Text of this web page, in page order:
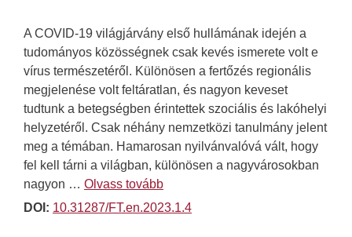
A COVID-19 világjárvány első hullámának idején a
tudományos közösségnek csak kevés ismerete volt e
vírus természetéről. Különösen a fertőzés regionális
megjelenése volt feltáratlan, és nagyon keveset
tudtunk a betegségben érintettek szociális és lakóhelyi
helyzetéről. Csak néhány nemzetközi tanulmány jelent
meg a témában. Hamarosan nyilvánvalóvá vált, hogy
fel kell tárni a világban, különösen a nagyvárosokban
nagyon … Olvass tovább
DOI: 10.31287/FT.en.2023.1.4